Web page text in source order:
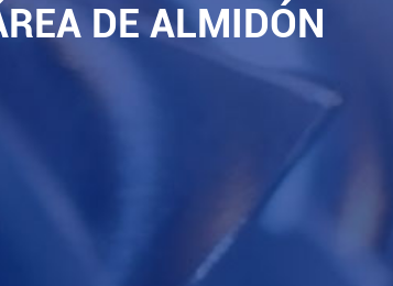
DE ALMIDÓN